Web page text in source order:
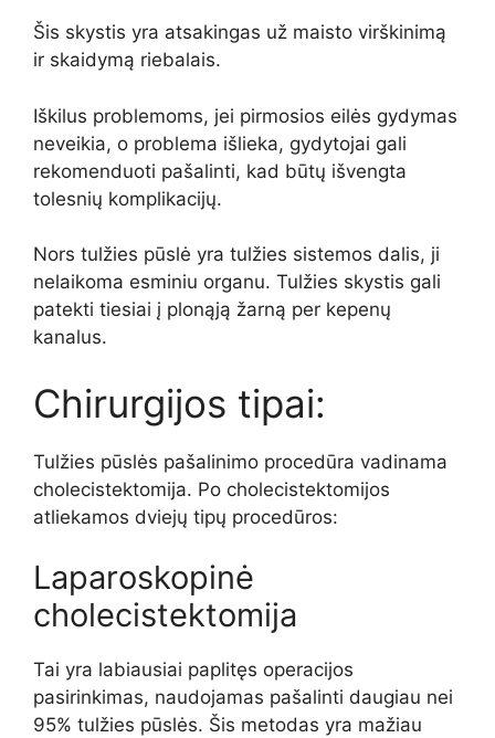
Šis skystis yra atsakingas už maisto virškinimą
ir skaidymą riebalais.
Iškilus problemoms, jei pirmosios eilės gydymas
neveikia, o problema išlieka, gydytojai gali
rekomenduoti pašalinti, kad būtų išvengta
tolesnių komplikacijų.
Nors tulžies pūslė yra tulžies sistemos dalis, ji
nelaikoma esminiu organu. Tulžies skystis gali
patekti tiesiai į plonąją žarną per kepenų
kanalus.
Chirurgijos tipai:
Tulžies pūslės pašalinimo procedūra vadinama
cholecistektomija. Po cholecistektomijos
atliekamos dviejų tipų procedūros:
Laparoskopinė
cholecistektomija
Tai yra labiausiai paplitęs operacijos
pasirinkimas, naudojamas pašalinti daugiau nei
95% tulžies pūslės. Šis metodas yra mažiau